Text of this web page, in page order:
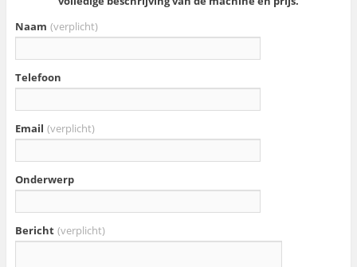
Naam (verplicht)
Telefoon
Email (verplicht)
Onderwerp
Bericht (verplicht)